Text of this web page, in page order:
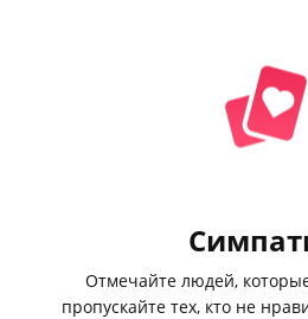
Отмечайте людей,
пропускайте тех, кто не